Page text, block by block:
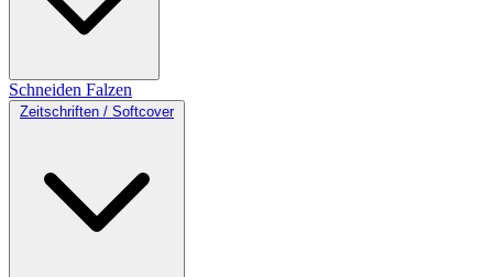
Schneiden Falzen
Zeitschriften / Softcover